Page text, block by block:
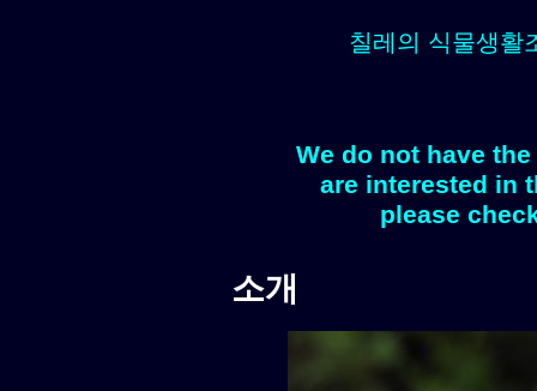
칠레의 식물생활
We do not have
are interested in
please
소개